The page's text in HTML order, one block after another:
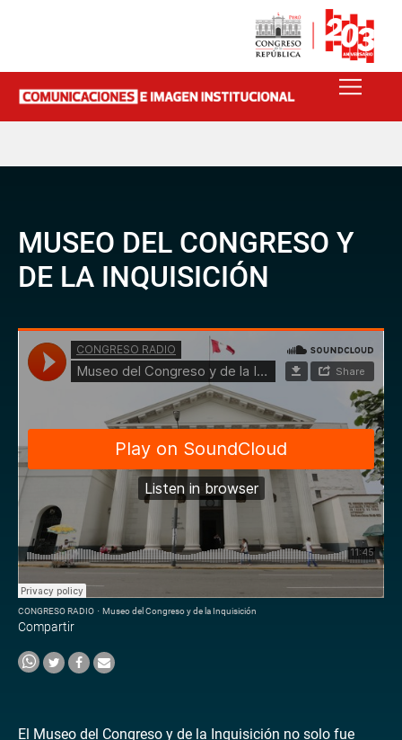
MUSEO DEL CONGRESO Y
DE LA INQUISICIÓN
CONGRESO RADIO · Museo del Congreso y de la Inquisición
Compartir
El Museo del Congreso y de la Inquisición no solo fue